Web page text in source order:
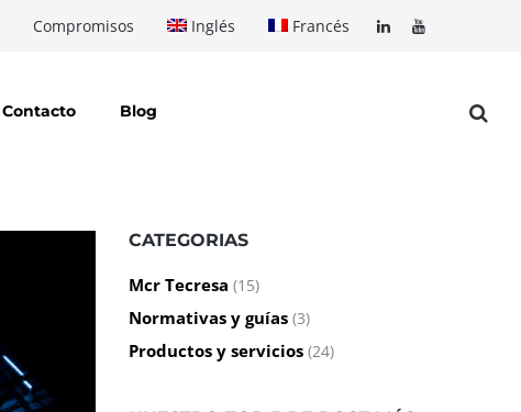
Compromisos Inglés Francés
Contacto Blog
CATEGORIAS
Mcr Tecresa (15)
Normativas y guías (3)
Productos y servicios (24)